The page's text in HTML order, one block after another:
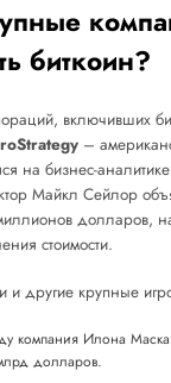
биткоин?
включивших
–
на бизнес-
Майкл Сейлор
долларов,
стоимости.
и другие крупные
компания Илона
долларов.